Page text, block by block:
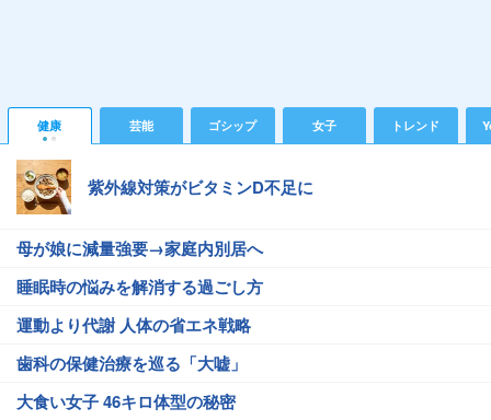
健康 芸能 ゴシップ 女子 トレンド
紫外線対策がビタミンD不足に
母が娘に減量強要→家庭内別居へ
睡眠時の悩みを解消する過ごし方
運動より代謝 人体の省エネ戦略
歯科の保健治療を巡る「大嘘」
大食い女子 46キロ体型の秘密